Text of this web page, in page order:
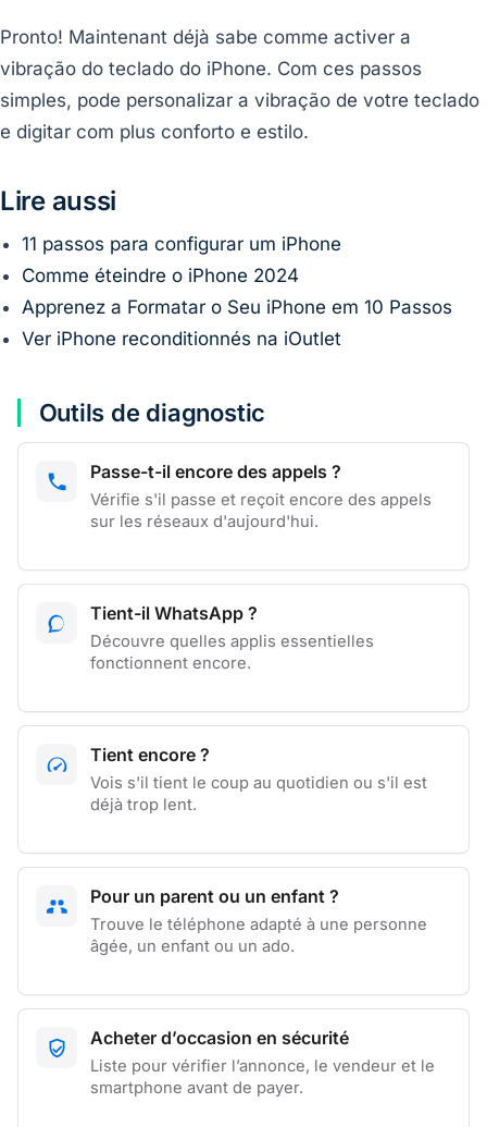
Pronto! Maintenant déjà sabe comme activer a
vibração do teclado do iPhone. Com ces passos
simples, pode personalizar a vibração de votre teclado
e digitar com plus conforto e estilo.
Lire aussi
11 passos para configurar um iPhone
Comme éteindre o iPhone 2024
Apprenez a Formatar o Seu iPhone em 10 Passos
Ver iPhone reconditionnés na iOutlet
Outils de diagnostic
Passe-t-il encore des appels ?
Vérifie s'il passe et reçoit encore des appels
sur les réseaux d'aujourd'hui.
Tient-il WhatsApp ?
Découvre quelles applis essentielles
fonctionnent encore.
Tient encore ?
Vois s'il tient le coup au quotidien ou s'il est
déjà trop lent.
Pour un parent ou un enfant ?
Trouve le téléphone adapté à une personne
âgée, un enfant ou un ado.
Acheter d’occasion en sécurité
Liste pour vérifier l’annonce, le vendeur et le
smartphone avant de payer.